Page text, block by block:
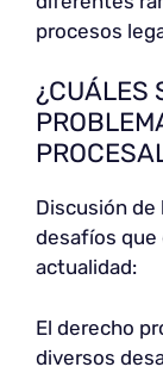
procesos
¿CUÁLES
Discusión de
desafíos que
actualidad:
El derecho
diversos